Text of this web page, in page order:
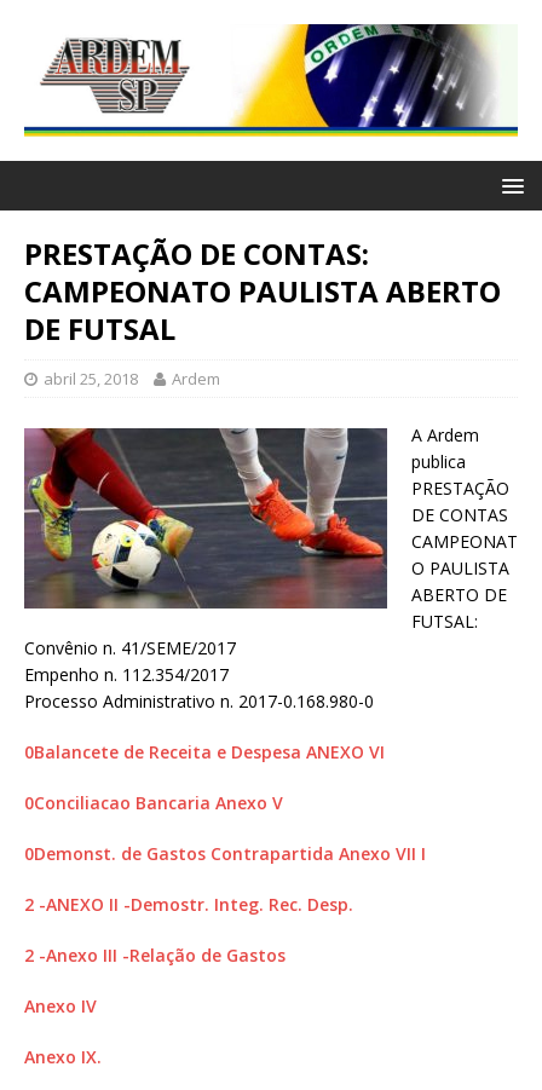
PRESTAÇÃO DE CONTAS:
CAMPEONATO PAULISTA ABERTO
DE FUTSAL
abril 25, 2018 Ardem
A Ardem
publica
PRESTAÇÃO
DE CONTAS
CAMPEONAT
O PAULISTA
ABERTO DE
FUTSAL:
Convênio n. 41/SEME/2017
Empenho n. 112.354/2017
Processo Administrativo n. 2017-0.168.980-0
0Balancete de Receita e Despesa ANEXO VI
0Conciliacao Bancaria Anexo V
0Demonst. de Gastos Contrapartida Anexo VII I
2 -ANEXO II -Demostr. Integ. Rec. Desp.
2 -Anexo III -Relação de Gastos
Anexo IV
Anexo IX.